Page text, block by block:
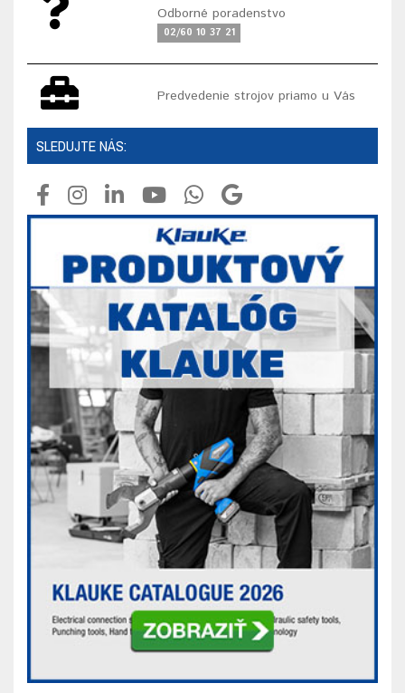
Odborné poradenstvo
02/60 10 37 21
Predvedenie strojov priamo u Vás
SLEDUJTE NÁS: